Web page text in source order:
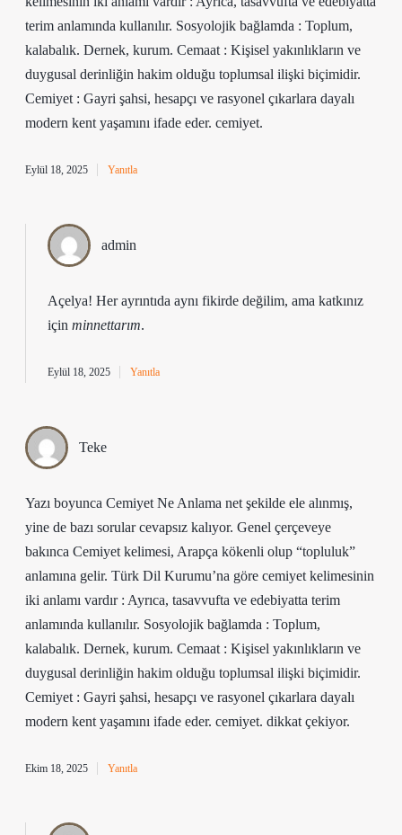
terim anlamında kullanılır. Sosyolojik bağlamda : Toplum,
kalabalık. Dernek, kurum. Cemaat : Kişisel yakınlıkların ve
duygusal derinliğin hakim olduğu toplumsal ilişki biçimidir.
Cemiyet : Gayri şahsi, hesapçı ve rasyonel çıkarlara dayalı
modern kent yaşamını ifade eder. cemiyet.
Eylül 18, 2025 Yanıtla
admin
Açelya! Her ayrıntıda aynı fikirde değilim, ama katkınız
için minnettarım.
Eylül 18, 2025 Yanıtla
Teke
Yazı boyunca Cemiyet Ne Anlama net şekilde ele alınmış,
yine de bazı sorular cevapsız kalıyor. Genel çerçeveye
bakınca Cemiyet kelimesi, Arapça kökenli olup “topluluk”
anlamına gelir. Türk Dil Kurumu’na göre cemiyet kelimesinin
iki anlamı vardır : Ayrıca, tasavvufta ve edebiyatta terim
anlamında kullanılır. Sosyolojik bağlamda : Toplum,
kalabalık. Dernek, kurum. Cemaat : Kişisel yakınlıkların ve
duygusal derinliğin hakim olduğu toplumsal ilişki biçimidir.
Cemiyet : Gayri şahsi, hesapçı ve rasyonel çıkarlara dayalı
modern kent yaşamını ifade eder. cemiyet. dikkat çekiyor.
Ekim 18, 2025 Yanıtla